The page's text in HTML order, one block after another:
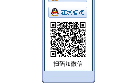
扫码加微信